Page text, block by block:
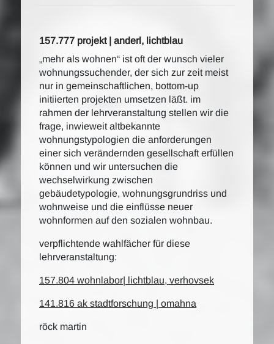
157.777 projekt | anderl, lichtblau
„mehr als wohnen“ ist oft der wunsch vieler
wohnungssuchender, der sich zur zeit meist
nur in gemeinschaftlichen, bottom-up
initiierten projekten umsetzen läßt. im
rahmen der lehrveranstaltung stellen wir die
frage, inwieweit altbekannte
wohnungstypologien die anforderungen
einer sich verändernden gesellschaft erfüllen
können und wir untersuchen die
wechselwirkung zwischen
gebäudetypologie, wohnungsgrundriss und
wohnweise und die einflüsse neuer
wohnformen auf den sozialen wohnbau.
verpflichtende wahlfächer für diese
lehrveranstaltung:
157.804 wohnlabor| lichtblau, verhovsek
141.816 ak stadtforschung | omahna
röck martin